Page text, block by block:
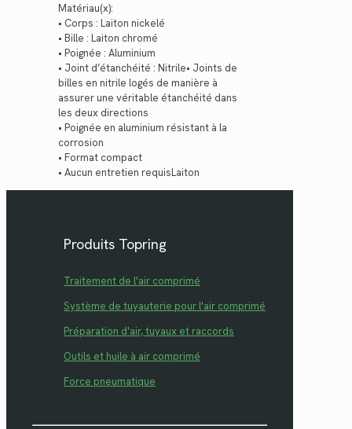
Matériau(x):
• Corps : Laiton nickelé
• Bille : Laiton chromé
• Poignée : Aluminium
• Joint d’étanchéité : Nitrile• Joints de
billes en nitrile logés de manière à
assurer une véritable étanchéité dans
les deux directions
• Poignée en aluminium résistant à la
corrosion
• Format compact
• Aucun entretien requisLaiton
Produits Topring
Traitement de l'air comprimé
Système de tuyauterie pour l'air comprimé
Préparation d'air, tuyaux et raccords
Outils et huile à air comprimé
Force pneumatique